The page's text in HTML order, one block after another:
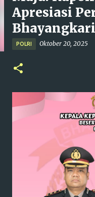
Apresiasi
POLRI Oktober 20, 2025